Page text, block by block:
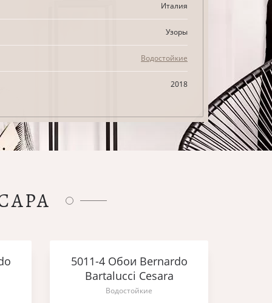
Италия
Узоры
Водостойкие
2018
5011-4 Обои Bernardo
Bartalucci Cesara
Водостойкие